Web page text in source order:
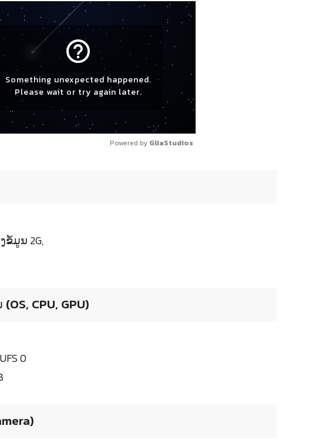
help_outline
Something unexpected happened.
Please wait or try again later.
Powered by GliaStudios
ມູນ 2G,
CPU, GPU)
0